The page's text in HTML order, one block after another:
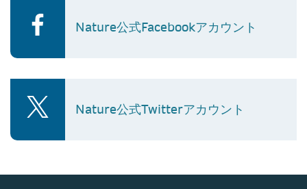
Nature公式Facebookアカウント
Nature公式Twitterアカウント